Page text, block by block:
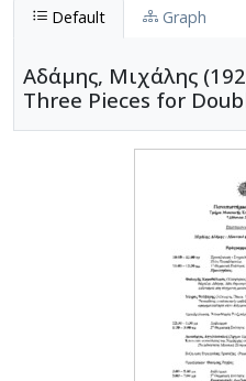
Default Graph
Αδάμης, Μιχάλης
Three Pieces for